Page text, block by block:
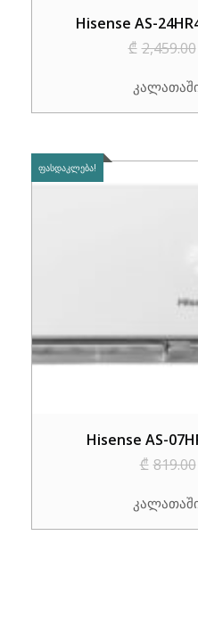
Hisense AS-
₾ 2,459.00
ᲤᲐᲡᲓᲐᲙᲚᲔᲑᲐ!
Hisense AS-
₾ 819.00